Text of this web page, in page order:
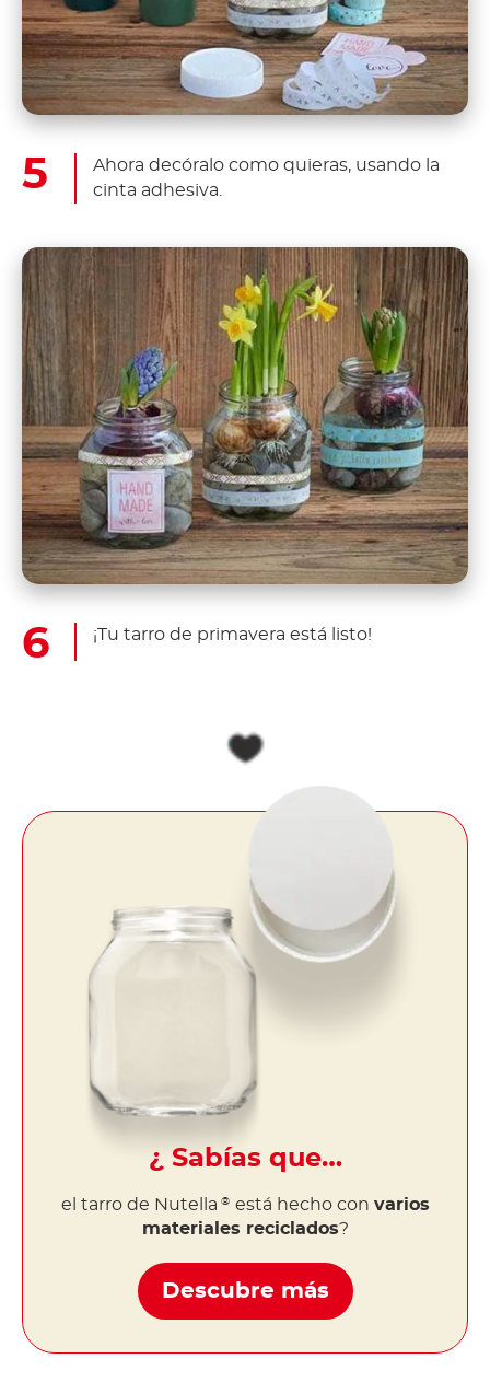
Ahora decóralo como quieras, usando la
cinta adhesiva.
¡Tu tarro de primavera está listo!
¿ Sabías que…
el tarro de Nutella® está hecho con varios
materiales reciclados?
Descubre más